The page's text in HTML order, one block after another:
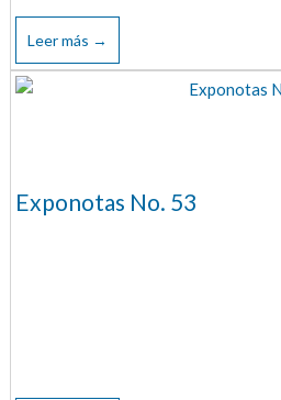
Leer más →
Exponotas No. 53